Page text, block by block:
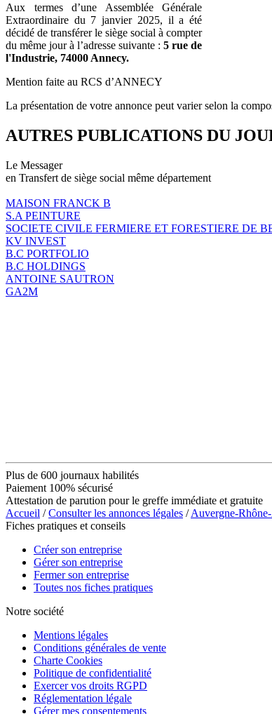
Aux termes d’une Assemblée Générale
Extraordinaire du 7 janvier 2025, il a été
décidé de transférer le siège social à compter
du même jour à l’adresse suivante : 5 rue de
l'Industrie, 74000 Annecy.
Mention faite au RCS d’ANNECY
La présentation de votre annonce peut varier selon la
AUTRES PUBLICATIONS DU
Le Messager
en Transfert de siège social même département
MAISON FRANCK B
S.A PEINTURE
SOCIETE CIVILE FERMIERE ET FORESTIERE DE
KV INVEST
B.C PORTFOLIO
B.C HOLDINGS
ANTOINE SAUTRON
GA2M
Plus de 600 journaux habilités
Paiement 100% sécurisé
Attestation de parution pour le greffe immédiate et gratuite
Accueil /Consulter les annonces légales /Auvergne-
Fiches pratiques et conseils
Créer son entreprise
Gérer son entreprise
Fermer son entreprise
Toutes nos fiches pratiques
Notre société
Mentions légales
Conditions générales de vente
Charte Cookies
Politique de confidentialité
Exercer vos droits RGPD
Réglementation légale
Gérer mes consentements